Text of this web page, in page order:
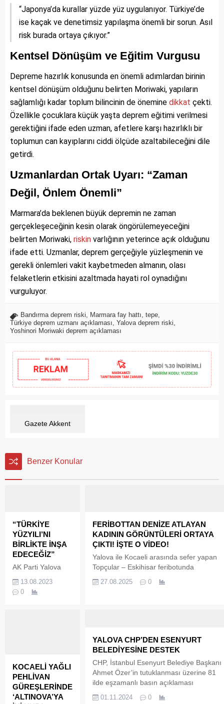
“Japonya’da kurallar yüzde yüz uygulanıyor. Türkiye’de
ise kaçak ve denetimsiz yapılaşma önemli bir sorun. Asıl
risk burada ortaya çıkıyor.”
Kentsel Dönüşüm ve Eğitim Vurgusu
Depreme hazırlık konusunda en önemli adımlardan birinin
kentsel dönüşüm olduğunu belirten Moriwaki, yapıların
sağlamlığı kadar toplum bilincinin de önemine dikkat çekti.
Özellikle çocuklara küçük yaşta deprem eğitimi verilmesi
gerektiğini ifade eden uzman, afetlere karşı hazırlıklı bir
toplumun can kayıplarını ciddi ölçüde azaltabileceğini dile
getirdi.
Uzmanlardan Ortak Uyarı: “Zaman
Değil, Önlem Önemli”
Marmara’da beklenen büyük depremin ne zaman
gerçekleşeceğinin kesin olarak öngörülemeyeceğini
belirten Moriwaki, riskin varlığının yeterince açık olduğunu
ifade etti. Uzmanlar, deprem gerçeğiyle yüzleşmenin ve
gerekli önlemleri vakit kaybetmeden almanın, olası
felaketlerin etkisini azaltmada hayati rol oynadığını
vurguluyor.
Bandırma deprem riski, Marmara fay hattı, tepe,
Türkiye deprem uzmanı açıklaması, Yalova deprem riski,
Yoshinori Moriwaki deprem açıklaması
Gazete Akkent
Benzer Konular
“TÜRKİYE
YÜZYILI’NI
BİRLİKTE İNŞA
EDECEĞİZ”
AK Parti Yalova
Teşkilatı, Altınova
ilçesindeki köyleri
ziyaret ederek,
Başkanı Umut
Güçlü, AK Parti
Yalova Milletvekili
Meliha Akyol, “Her
13.08.2023
0
FERİBOTTAN DENİZE ATLAYAN
KADININ GÖRÜNTÜLERİ ORTAYA
ÇIKTI! İŞTE O VİDEO!
Yalova ile Kocaeli arasında sefer yapan
Topçular – Eskihisar feribotunda
geçtiğimiz hafta yaşanan olay, hem
yolcuları hem de kamuoyunu derinden
medyada yayılınca gündem adeta
sarsıldı.
27.08.2025 0
KOCAELİ YAĞLI
PEHLİVAN
GÜREŞLERİNDE
‘ALTINOVA’YA
YALOVA CHP’DEN ESENYURT
BELEDİYESİNE DESTEK
CHP, İstanbul Esenyurt Belediye Başkanı
Ahmet Özer’in tutuklanması üzerine 81
ilde eşzamanlı basın açıklaması
gerçekleştirdi. CHP Yalova İl Başkanı İ.
01.11.2024 0